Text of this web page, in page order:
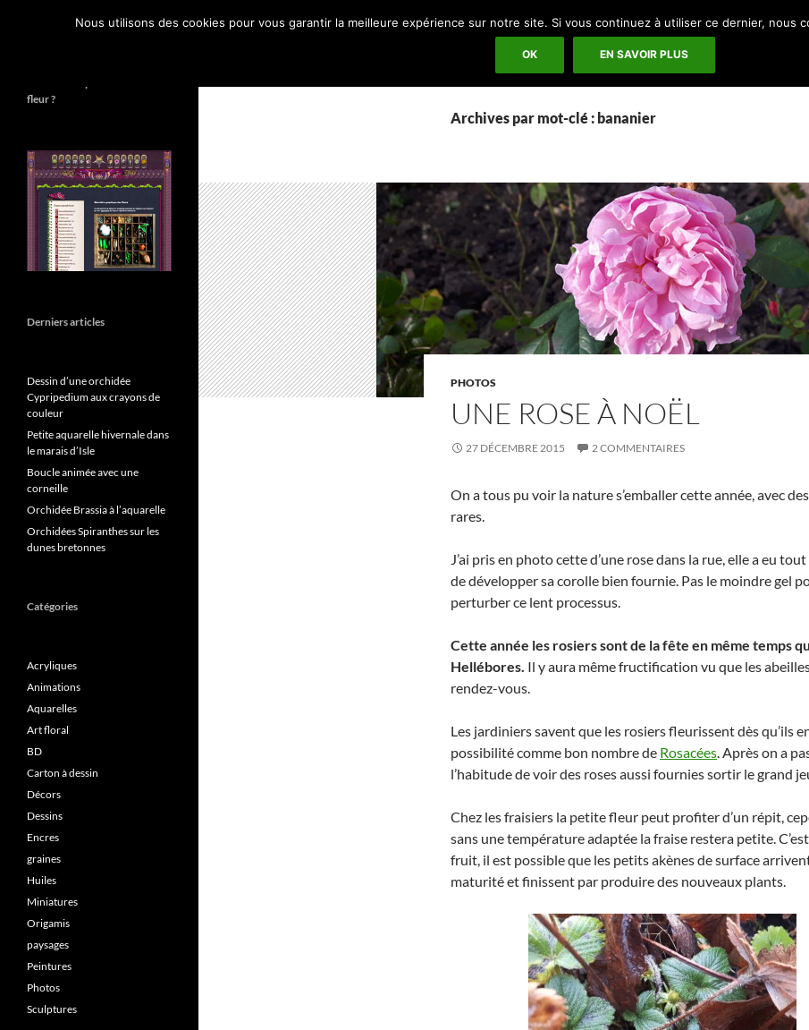
Espace Graphique
FLORAISON IMAGE PAR IMAGE
LIENS
Archives par mot-clé : bananier
PHOTOS
UNE ROSE À NOËL
27 DÉCEMBRE 2015 2 COMMENTAIRES
On a tous pu voir la nature s’emballer cette année, avec
rares.
J’ai pris en photo cette d’une rose dans la rue, elle a eu
de développer sa corolle bien fournie. Pas le moindre gel
perturber ce lent processus.
Cette année les rosiers sont de la fête en même temps
Hellébores. Il y aura même fructification vu que les
rendez-vous.
Les jardiniers savent que les rosiers fleurissent dès qu’ils
possibilité comme bon nombre de Rosacées. Après on a
l’habitude de voir des roses aussi fournies sortir le grand
Chez les fraisiers la petite fleur peut profiter d’un répit,
sans une température adaptée la fraise restera petite.
fruit, il est possible que les petits akènes de surface
maturité et finissent par produire des nouveaux plants.
fleur ?
Derniers articles
Dessin d’une orchidée
Cypripedium aux crayons de
couleur
Petite aquarelle hivernale dans
le marais d’Isle
Boucle animée avec une
corneille
Orchidée Brassia à l’aquarelle
Orchidées Spiranthes sur les
dunes bretonnes
Catégories
Acryliques
Animations
Aquarelles
Art floral
BD
Carton à dessin
Décors
Dessins
Encres
graines
Huiles
Miniatures
Origamis
paysages
Peintures
Photos
Sculptures
Nous utilisons des cookies pour vous garantir la meilleure expérience sur notre site. Si vous continuez à utiliser ce dernier, nous
OK EN SAVOIR PLUS